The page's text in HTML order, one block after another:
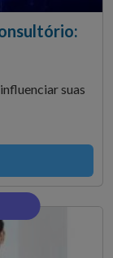
suas